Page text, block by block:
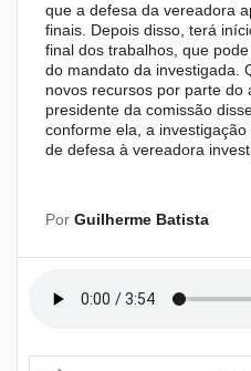
que a defesa da vereadora
finais. Depois disso, terá
final dos trabalhos, que
do mandato da investigada.
novos recursos por parte do
presidente da comissão
conforme ela, a
de defesa à vereadora
Por Guilherme Batista